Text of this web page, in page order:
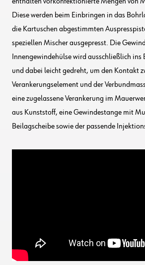
Diese werden beim Einbringen in das
die Kartuschen abgestimmten
speziellen Mischer ausgepresst. Die
Innengewindehülse wird ausschließlich ins
und dabei leicht gedreht, um den Kontakt
Verankerungselement und der
eine zugelassene Verankerung im
aus Kunststoff, eine Gewindestange mit
Beilagscheibe sowie der passende